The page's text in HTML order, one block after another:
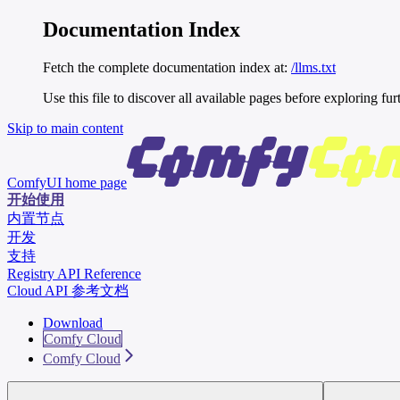
Documentation Index
Fetch the complete documentation index at: /llms.txt
Use this file to discover all available pages before exploring
Skip to main content
ComfyUI home page
开始使用
内置节点
开发
支持
Registry API Reference
Cloud API 参考文档
Download
Comfy Cloud
Comfy Cloud